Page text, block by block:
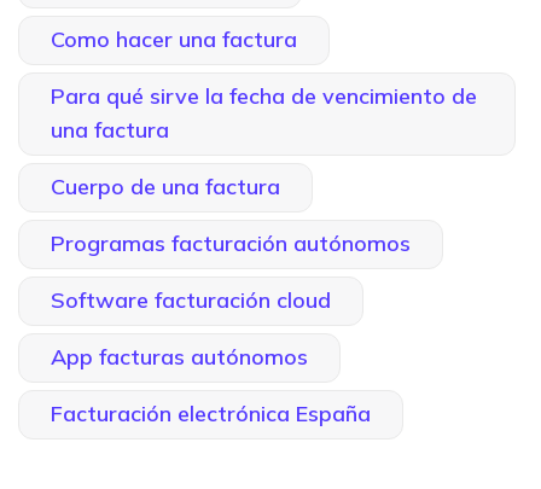
Como hacer una factura
Para qué sirve la fecha de vencimiento de
una factura
Cuerpo de una factura
Programas facturación autónomos
Software facturación cloud
App facturas autónomos
Facturación electrónica España